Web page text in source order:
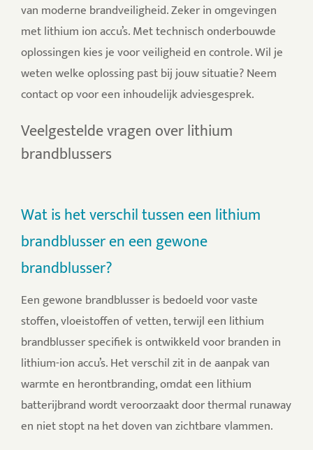
van moderne brandveiligheid. Zeker in omgevingen
met lithium ion accu’s. Met technisch onderbouwde
oplossingen kies je voor veiligheid en controle. Wil je
weten welke oplossing past bij jouw situatie? Neem
contact op voor een inhoudelijk adviesgesprek.
Veelgestelde vragen over lithium
brandblussers
Wat is het verschil tussen een lithium
brandblusser en een gewone
brandblusser?
Een gewone brandblusser is bedoeld voor vaste
stoffen, vloeistoffen of vetten, terwijl een lithium
brandblusser specifiek is ontwikkeld voor branden in
lithium-ion accu’s. Het verschil zit in de aanpak van
warmte en herontbranding, omdat een lithium
batterijbrand wordt veroorzaakt door thermal runaway
en niet stopt na het doven van zichtbare vlammen.